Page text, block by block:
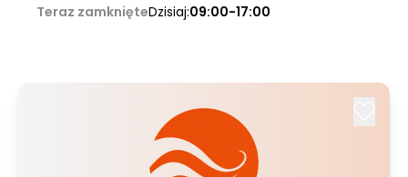
Teraz zamknięteDzisiaj:09:00-17:00